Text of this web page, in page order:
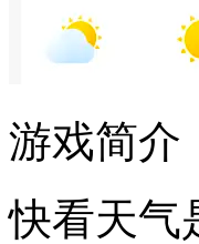
游戏简介
快看天气